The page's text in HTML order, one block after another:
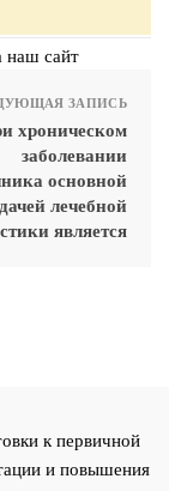
наш сайт
ЗАПИСЬ
хроническом
заболевании
основной
лечебной
является
к первичной
и повышения